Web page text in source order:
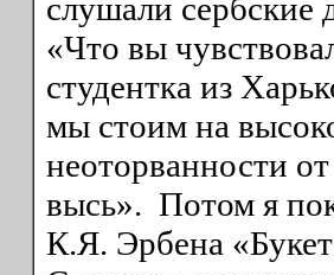
слушали сербские
«Что вы
студентка из
мы стоим на
неоторванности
высь». Потом я
К.Я. Эрбена